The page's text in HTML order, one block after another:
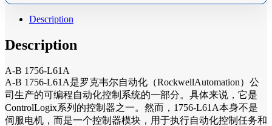
Description
Description
A-B 1756-L61A
A-B 1756-L61A是罗克韦尔自动化（RockwellAutomation）公
司生产的可编程自动化控制系统的一部分。具体来说，它是
ControlLogix系列的控制器之一。然而，1756-L61A本身不是
伺服电机，而是一个控制器模块，用于执行自动化控制任务和